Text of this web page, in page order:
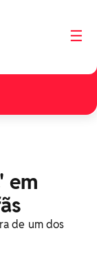
☰
em
de um dos